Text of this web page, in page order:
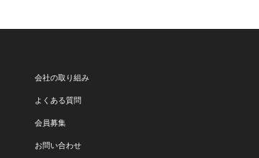
会社の取り組み
よくある質問
会員募集
お問い合わせ